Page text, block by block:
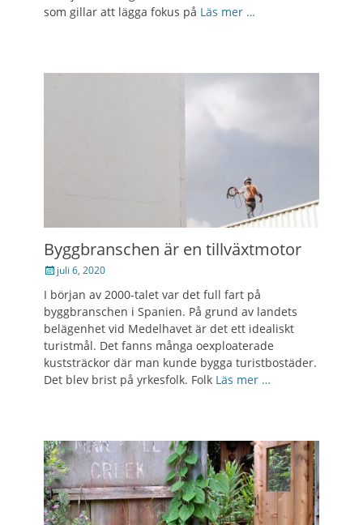
som gillar att lägga fokus på Läs mer …
Byggbranschen är en tillväxtmotor
Posted
juli 6, 2020
I början av 2000-talet var det full fart på
byggbranschen i Spanien. På grund av landets
belägenhet vid Medelhavet är det ett idealiskt
turistmål. Det fanns många oexploaterade
kuststräckor där man kunde bygga turistbostäder.
Det blev brist på yrkesfolk. Folk Läs mer …